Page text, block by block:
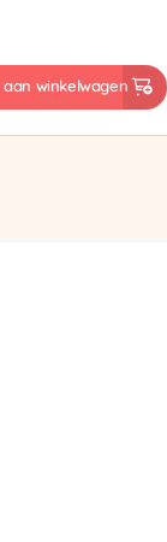
aan winkelwagen